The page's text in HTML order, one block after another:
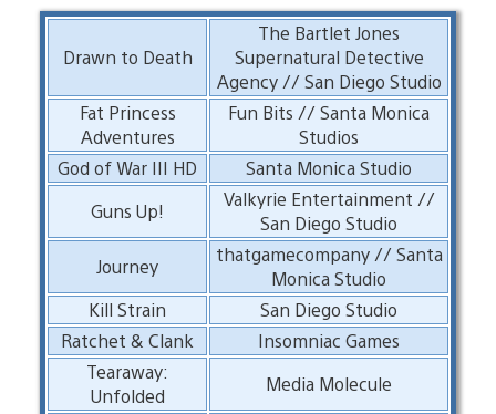
Drawn to Death
The Bartlet Jones
Supernatural Detective
Agency // San Diego Studio
Fat Princess
Adventures
Fun Bits // Santa Monica
Studios
God of War III HD
Santa Monica Studio
Guns Up!
Valkyrie Entertainment //
San Diego Studio
Journey
thatgamecompany // Santa
Monica Studio
Kill Strain
San Diego Studio
Ratchet & Clank
Insomniac Games
Tearaway:
Unfolded
Media Molecule